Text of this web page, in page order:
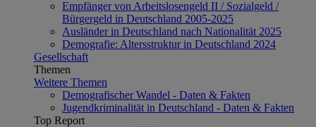
Empfänger von Arbeitslosengeld II / Sozialgeld /
Bürgergeld in Deutschland 2005-2025
Ausländer in Deutschland nach Nationalität 2025
Demografie: Altersstruktur in Deutschland 2024
Gesellschaft
Themen
Weitere Themen
Demografischer Wandel - Daten & Fakten
Jugendkriminalität in Deutschland - Daten & Fakten
Top Report